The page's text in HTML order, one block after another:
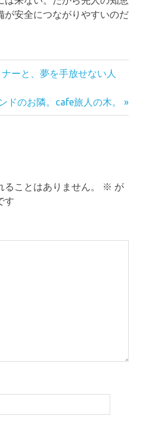
が安全につながりやすいのだ
ーと、夢を手放せない人
ドのお隣。cafe旅人の木。
ことはありません。 ※ が
す